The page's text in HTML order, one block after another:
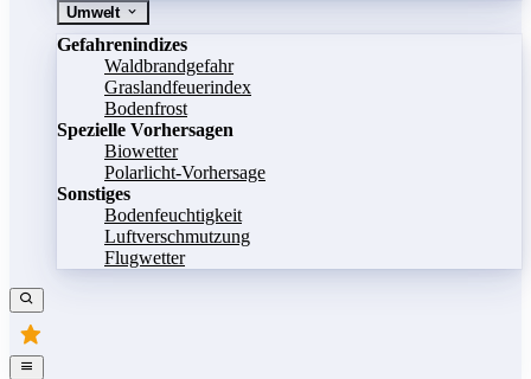
Umwelt
Gefahrenindizes
Waldbrandgefahr
Graslandfeuerindex
Bodenfrost
Spezielle Vorhersagen
Biowetter
Polarlicht-Vorhersage
Sonstiges
Bodenfeuchtigkeit
Luftverschmutzung
Flugwetter